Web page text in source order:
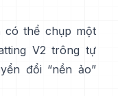
có thể chụp một
V2 trông tự
đổi “nền ảo”